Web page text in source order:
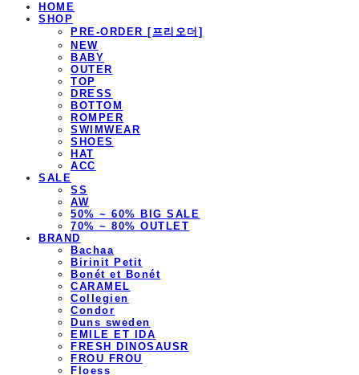
HOME
SHOP
PRE-ORDER [프리오더]
NEW
BABY
OUTER
TOP
DRESS
BOTTOM
ROMPER
SWIMWEAR
SHOES
HAT
ACC
SALE
SS
AW
50% ~ 60% BIG SALE
70% ~ 80% OUTLET
BRAND
Bachaa
Birinit Petit
Bonét et Bonét
CARAMEL
Collegien
Condor
Duns sweden
EMILE ET IDA
FRESH DINOSAUSR
FROU FROU
Floess